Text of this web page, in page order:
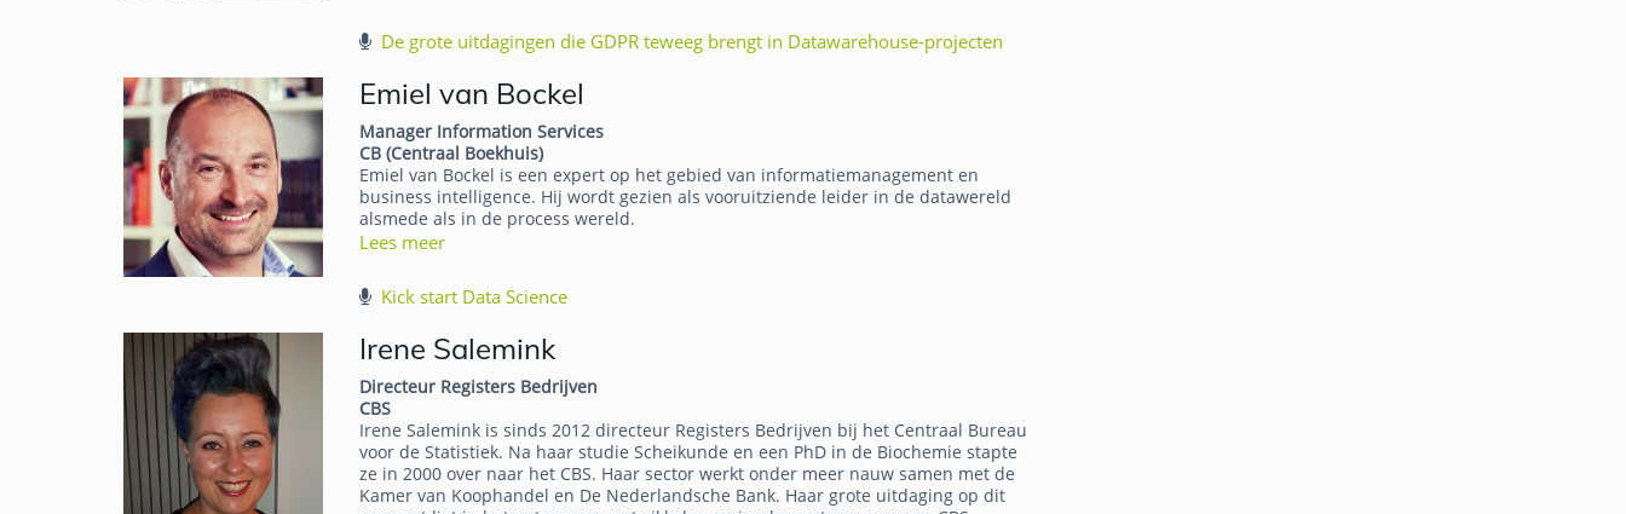
De grote uitdagingen die GDPR teweeg brengt in Datawarehouse-projecten
Emiel van Bockel
Manager Information Services
CB (Centraal Boekhuis)
Emiel van Bockel is een expert op het gebied van informatiemanagement en
business intelligence. Hij wordt gezien als vooruitziende leider in de datawereld
alsmede als in de process wereld.
Lees meer
Kick start Data Science
Irene Salemink
Directeur Registers Bedrijven
CBS
Irene Salemink is sinds 2012 directeur Registers Bedrijven bij het Centraal Bureau
voor de Statistiek. Na haar studie Scheikunde en een PhD in de Biochemie stapte
ze in 2000 over naar het CBS. Haar sector werkt onder meer nauw samen met de
Kamer van Koophandel en De Nederlandsche Bank. Haar grote uitdaging op dit